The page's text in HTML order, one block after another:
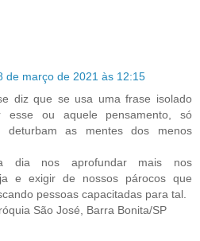
de março de 2021 às 12:15
diz que se usa uma frase isolado
esse ou aquele pensamento, só
deturbam as mentes dos menos
dia nos aprofundar mais nos
e exigir de nossos párocos que
pessoas capacitadas para tal.
São José, Barra Bonita/SP